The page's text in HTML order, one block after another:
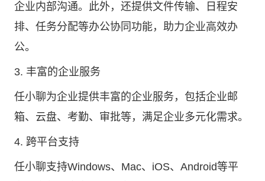
企业内部沟通。此外，还提供文件传输、日程安
排、任务分配等办公协同功能，助力企业高效办
公。
3. 丰富的企业服务
任小聊为企业提供丰富的企业服务，包括企业邮
箱、云盘、考勤、审批等，满足企业多元化需求。
4. 跨平台支持
任小聊支持Windows、Mac、iOS、Android等平